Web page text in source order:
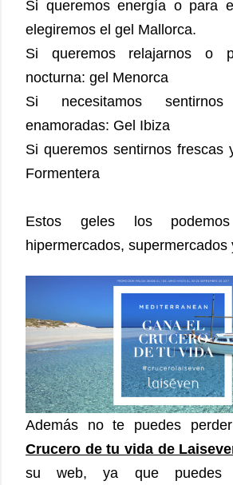
Si queremos energía o para
elegiremos el gel Mallorca.
Si queremos relajarnos o
nocturna: gel Menorca
Si necesitamos
enamoradas: Gel Ibiza
Si queremos sentirnos frescas
Formentera
Estos geles los
hipermercados, supermercados
Además no te puedes
Crucero de tu vida de
su web, ya que puedes